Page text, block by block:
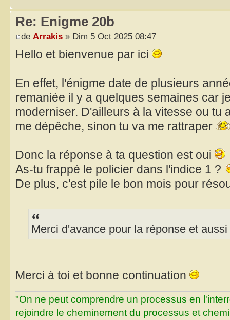
Re: Enigme 20b
de Arrakis » Dim 5 Oct 2025 08:47
Hello et bienvenue par ici
En effet, l'énigme date de plusieurs
remaniée il y a quelques semaines car
moderniser. D'ailleurs à la vitesse ou tu
me dépêche, sinon tu va me rattraper
Donc la réponse à ta question est oui
As-tu frappé le policier dans l'indice 1 ?
De plus, c'est pile le bon mois pour
Merci d'avance pour la réponse et
Merci à toi et bonne continuation
"On ne peut comprendre un processus en
rejoindre le cheminement du processus et